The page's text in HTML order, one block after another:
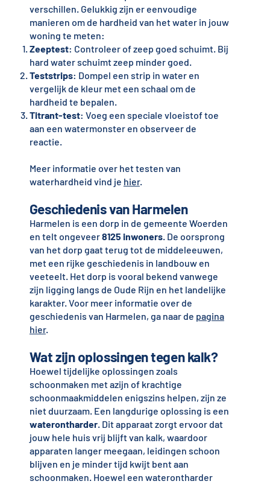
verschillen. Gelukkig zijn er eenvoudige
manieren om de hardheid van het water in jouw
woning te meten:
Zeeptest: Controleer of zeep goed schuimt. Bij
hard water schuimt zeep minder goed.
Teststrips: Dompel een strip in water en
vergelijk de kleur met een schaal om de
hardheid te bepalen.
Titrant-test: Voeg een speciale vloeistof toe
aan een watermonster en observeer de
reactie.
Meer informatie over het testen van
waterhardheid vind je hier.
Geschiedenis van Harmelen
Harmelen is een dorp in de gemeente Woerden
en telt ongeveer8125 inwoners. De oorsprong
van het dorp gaat terug tot de middeleeuwen,
met een rijke geschiedenis in landbouw en
veeteelt. Het dorp is vooral bekend vanwege
zijn ligging langs de Oude Rijn en het landelijke
karakter. Voor meer informatie over de
geschiedenis van Harmelen, ga naar de pagina
hier.
Wat zijn oplossingen tegen kalk?
Hoewel tijdelijke oplossingen zoals
schoonmaken met azijn of krachtige
schoonmaakmiddelen enigszins helpen, zijn ze
niet duurzaam. Een langdurige oplossing is een
waterontharder. Dit apparaat zorgt ervoor dat
jouw hele huis vrij blijft van kalk, waardoor
apparaten langer meegaan, leidingen schoon
blijven en je minder tijd kwijt bent aan
schoonmaken. Hoewel een waterontharder